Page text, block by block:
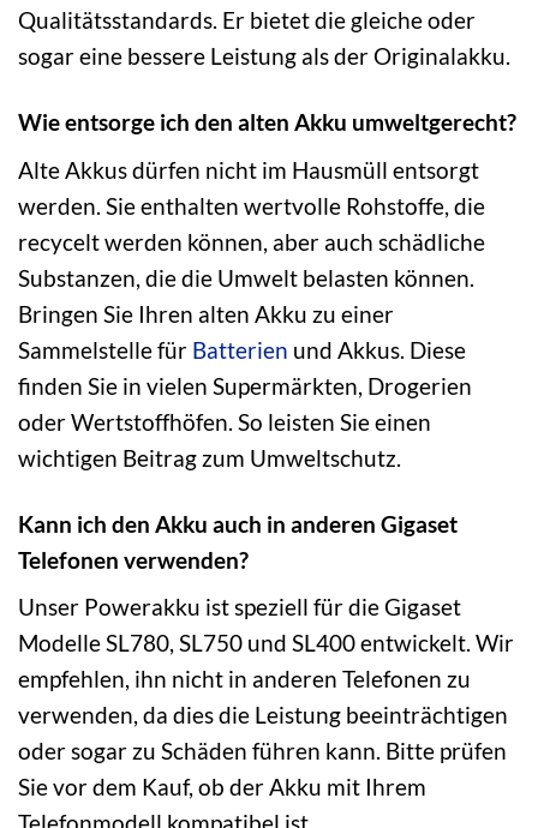
Qualitätsstandards. Er bietet die gleiche oder
sogar eine bessere Leistung als der Originalakku.
Wie entsorge ich den alten Akku umweltgerecht?
Alte Akkus dürfen nicht im Hausmüll entsorgt
werden. Sie enthalten wertvolle Rohstoffe, die
recycelt werden können, aber auch schädliche
Substanzen, die die Umwelt belasten können.
Bringen Sie Ihren alten Akku zu einer
Sammelstelle für Batterien und Akkus. Diese
finden Sie in vielen Supermärkten, Drogerien
oder Wertstoffhöfen. So leisten Sie einen
wichtigen Beitrag zum Umweltschutz.
Kann ich den Akku auch in anderen Gigaset
Telefonen verwenden?
Unser Powerakku ist speziell für die Gigaset
Modelle SL780, SL750 und SL400 entwickelt. Wir
empfehlen, ihn nicht in anderen Telefonen zu
verwenden, da dies die Leistung beeinträchtigen
oder sogar zu Schäden führen kann. Bitte prüfen
Sie vor dem Kauf, ob der Akku mit Ihrem